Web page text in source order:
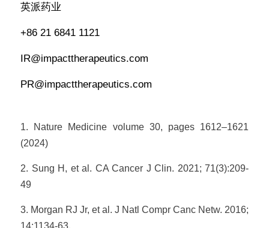
英派药业
+86 21 6841 1121
IR@impacttherapeutics.com
PR@impacttherapeutics.com
1. Nature Medicine volume 30, pages 1612–1621
(2024)
2. Sung H, et al. CA Cancer J Clin. 2021; 71(3):209-
49
3. Morgan RJ Jr, et al. J Natl Compr Canc Netw. 2016;
14:1134-63.